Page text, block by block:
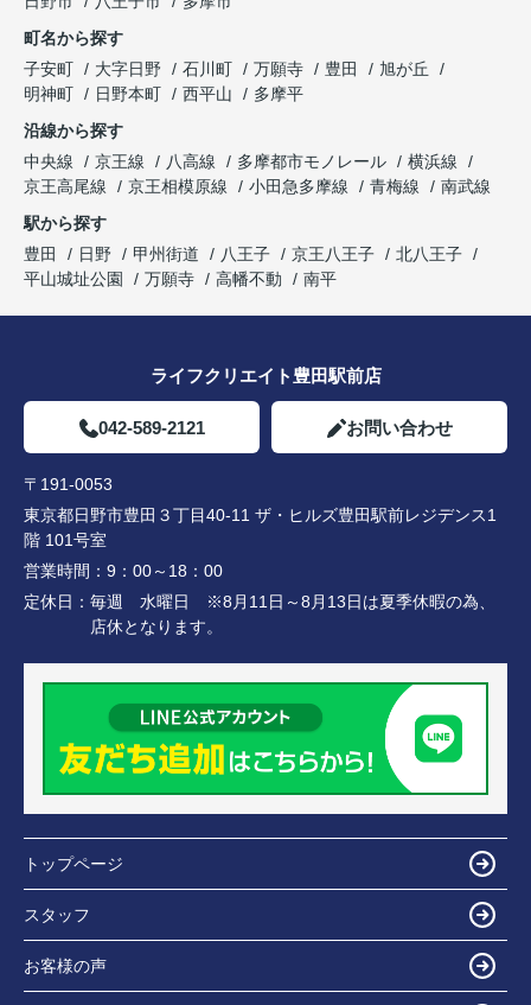
町名から探す
子安町
大字日野 石川町 万願寺 豊田
旭が丘
明神町
日野本町 西平山
多摩平
沿線から探す
中央線
京王線 八高線 多摩都市モノレール
横浜線
京王高尾線
京王相模原線 小田急多摩線 青梅線
南武線
駅から探す
豊田
日野 甲州街道 八王子 京王八王子
北八王子
平山城址公園
万願寺 高幡不動 南平
ライフクリエイト豊田駅前店
042-589-2121 お問い合わせ
〒191-0053
東京都日野市豊田３丁目40-11 ザ・ヒルズ豊田駅前レジデンス1
階 101号室
営業時間： 9：00～18：00
定休日： 毎週 水曜日 ※8月11日～8月13日は夏季休暇の為、
店休となります。
トップページ
スタッフ
お客様の声